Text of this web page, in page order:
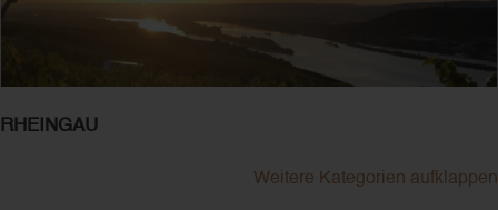
Weitere Kategorien aufklappen
RHEINGAU